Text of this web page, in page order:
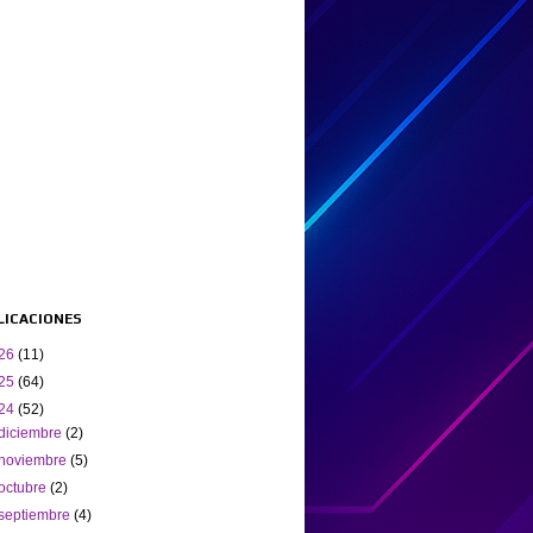
(11)
(64)
(52)
(2)
(5)
(2)
(4)